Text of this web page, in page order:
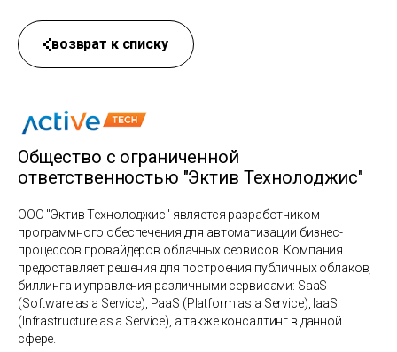
Общество с ограниченной
ответственностью "Эктив Технолоджис"
ООО "Эктив Технолоджис" является разработчиком
программного обеспечения для автоматизации бизнес-
процессов провайдеров облачных сервисов. Компания
предоставляет решения для построения публичных облаков,
биллинга и управления различными сервисами: SaaS
(Software as a Service), PaaS (Platform as a Service), IaaS
(Infrastructure as a Service), а также консалтинг в данной
сфере.
возврат к списку